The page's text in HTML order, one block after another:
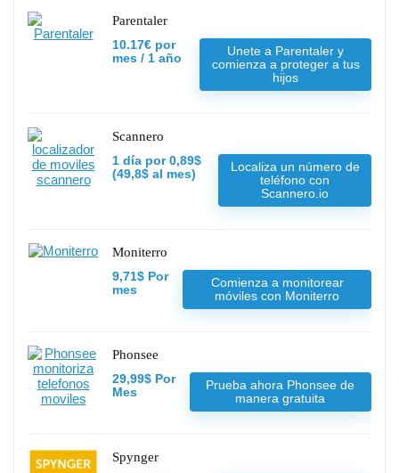
Parentaler
10.17€ por
mes / 1 año
Unete a Parentaler y
comienza a proteger a tus
hijos
Scannero
1 día por 0,89$
(49,8$ al mes)
Localiza un número de
teléfono con
Scannero.io
Moniterro
9,71$ Por
mes
Comienza a monitorear
móviles con Moniterro
Phonsee
29,99$ Por
Mes
Prueba ahora Phonsee de
manera gratuita
Spynger